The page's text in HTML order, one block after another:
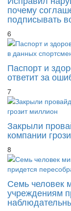
почему
подписывать
6
Паспорт и
ответит за
7
Закрыли
компании
8
Семь человек
учреждениям